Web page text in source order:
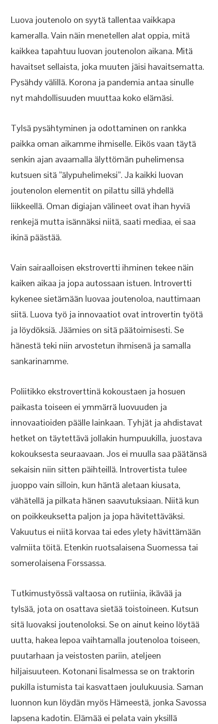
Luova joutenolo on syytä tallentaa vaikkapa
kameralla. Vain näin menetellen alat oppia, mitä
kaikkea tapahtuu luovan joutenolon aikana. Mitä
havaitset sellaista, joka muuten jäisi havaitsematta.
Pysähdy välillä. Korona ja pandemia antaa sinulle
nyt mahdollisuuden muuttaa koko elämäsi.
Tylsä pysähtyminen ja odottaminen on rankka
paikka oman aikamme ihmiselle. Eikös vaan täytä
senkin ajan avaamalla älyttömän puhelimensa
kutsuen sitä ”älypuhelimeksi”. Ja kaikki luovan
joutenolon elementit on pilattu sillä yhdellä
liikkeellä. Oman digiajan välineet ovat ihan hyviä
renkejä mutta isännäksi niitä, saati mediaa, ei saa
ikinä päästää.
Vain sairaalloisen ekstrovertti ihminen tekee näin
kaiken aikaa ja jopa autossaan istuen. Introvertti
kykenee sietämään luovaa joutenoloa, nauttimaan
siitä. Luova työ ja innovaatiot ovat introvertin työtä
ja löydöksiä. Jäämies on sitä päätoimisesti. Se
hänestä teki niin arvostetun ihmisenä ja samalla
sankarinamme.
Poliitikko ekstroverttinä kokoustaen ja hosuen
paikasta toiseen ei ymmärrä luovuuden ja
innovaatioiden päälle lainkaan. Tyhjät ja ahdistavat
hetket on täytettävä jollakin humpuukilla, juostava
kokouksesta seuraavaan. Jos ei muulla saa päätänsä
sekaisin niin sitten päihteillä. Introvertista tulee
juoppo vain silloin, kun häntä aletaan kiusata,
vähätellä ja pilkata hänen saavutuksiaan. Niitä kun
on poikkeuksetta paljon ja jopa hävitettäväksi.
Vakuutus ei niitä korvaa tai edes ylety hävittämään
valmiita töitä. Etenkin ruotsalaisena Suomessa tai
somerolaisena Forssassa.
Tutkimustyössä valtaosa on rutiinia, ikävää ja
tylsää, jota on osattava sietää toistoineen. Kutsun
sitä luovaksi joutenoloksi. Se on ainut keino löytää
uutta, hakea lepoa vaihtamalla joutenoloa toiseen,
puutarhaan ja veistosten pariin, ateljeen
hiljaisuuteen. Kotonani Iisalmessa se on traktorin
pukilla istumista tai kasvattaen joulukuusia. Saman
luonnon kun löydän myös Hämeestä, jonka Savossa
lapsena kadotin. Elämää ei pelata vain yksillä